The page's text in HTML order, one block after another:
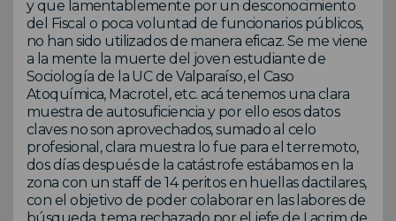
y que lamentablemente por un desconocimiento
del Fiscal o poca voluntad de funcionarios públicos,
no han sido utilizados de manera eficaz. Se me viene
a la mente la muerte del joven estudiante de
Sociología de la UC de Valparaíso, el Caso
Atoquímica, Macrotel, etc. acá tenemos una clara
muestra de autosuficiencia y por ello esos datos
claves no son aprovechados, sumado al celo
profesional, clara muestra lo fue para el terremoto,
dos días después de la catástrofe estábamos en la
zona con un staff de 14 peritos en huellas dactilares,
con el objetivo de poder colaborar en las labores de